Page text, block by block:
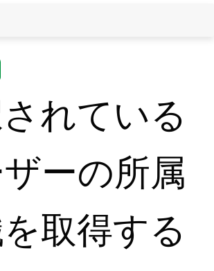
ドキュメントへようこそ
れている
ーの所属
取得する